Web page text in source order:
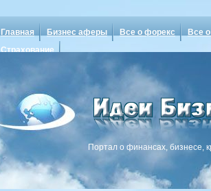
Главная Бизнес аферы Все о форекс Все
Страхование
Портал о финансах, бизнесе,